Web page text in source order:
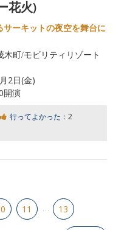
花火)
サーキットの夜空を舞台に
木町/モビリティリゾート
2日(金)
開演
行ってよかった： 2
11 … 13